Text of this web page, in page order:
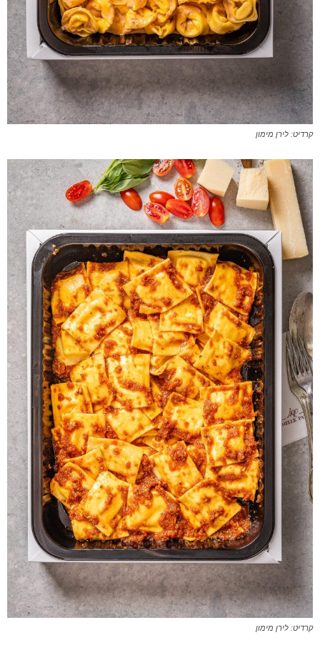
קרדיט: לירן מימון
קרדיט: לירן מימון